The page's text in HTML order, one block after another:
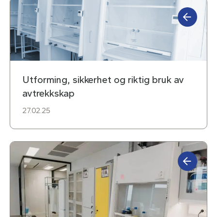
Utforming, sikkerhet og riktig bruk av
avtrekkskap
27.02.25